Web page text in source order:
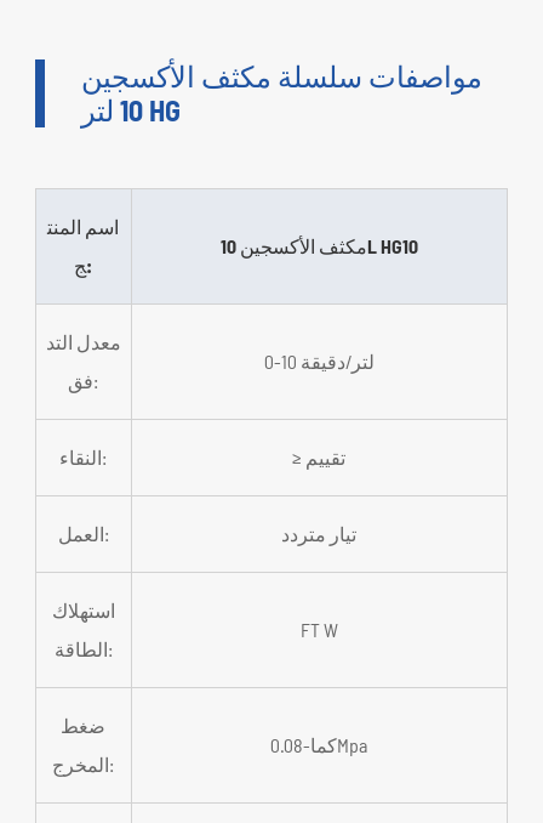
مواصفات سلسلة مكثف الأكسجين
10 لتر HG
اسم المنت
ج:
مكثف الأكسجين 10L HG10
معدل التد
فق:
0-10 لتر/دقيقة
النقاء: ≥ تقييم
العمل: تيار متردد
استهلاك
الطاقة:
FT W
ضغط
المخرج:
كما-0.08Mpa